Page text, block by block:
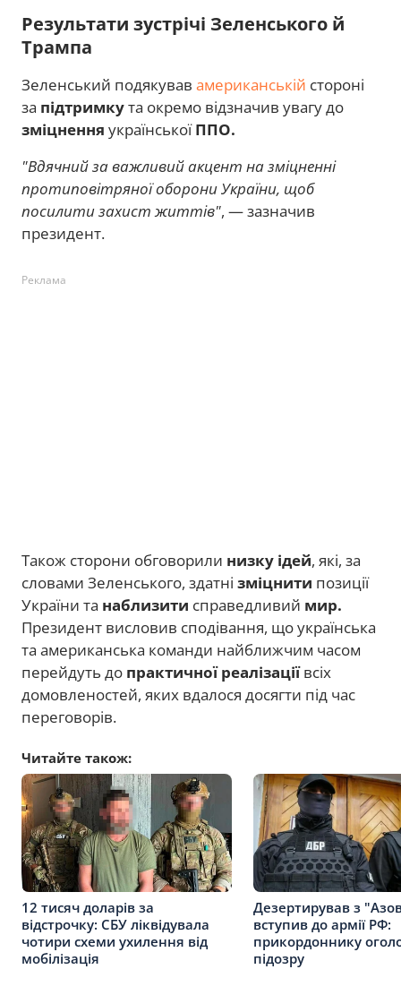
Результати зустрічі Зеленського й
Трампа
Зеленський подякував американській стороні
за підтримкута окремо відзначив увагу до
зміцнення українськоїППО.
"Вдячний за важливий акцент на зміцненні
протиповітряної оборони України, щоб
посилити захист життів", — зазначив
президент.
Реклама
Також сторони обговорили низку ідей, які, за
словами Зеленського, здатні зміцнити позиції
України та наблизити справедливий мир.
Президент висловив сподівання, що українська
та американська команди найближчим часом
перейдуть до практичної реалізаціївсіх
домовленостей, яких вдалося досягти під час
переговорів.
Читайте також:
12 тисяч доларів за
відстрочку: СБУ ліквідувала
чотири схеми ухилення від
мобілізація
Дезертирував з
вступив до армії РФ:
прикордоннику
підозру